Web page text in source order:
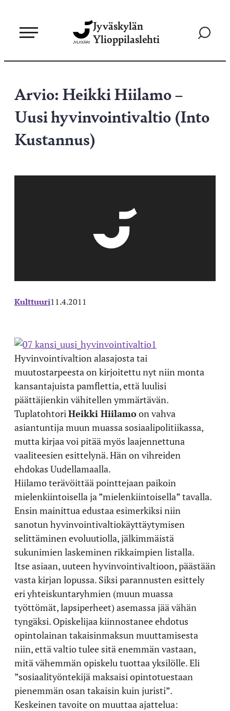
sisältöön
Jyväskylän
Ylioppilaslehti
Siirry
Arvio: Heikki Hiilamo –
Uusi hyvinvointivaltio (Into
Kustannus)
Kulttuuri11.4.2011
Hyvinvointivaltion alasajosta tai
muutostarpeesta on kirjoitettu nyt niin monta
kansantajuista pamflettia, että luulisi
päättäjienkin vähitellen ymmärtävän.
Tuplatohtori Heikki Hiilamoon vahva
asiantuntija muun muassa sosiaalipolitiikassa,
mutta kirjaa voi pitää myös laajennettuna
vaaliteesien esittelynä. Hän on vihreiden
ehdokas Uudellamaalla.
Hiilamo terävöittää pointtejaan paikoin
mielenkiintoisella ja ”mielenkiintoisella” tavalla.
Ensin mainittua edustaa esimerkiksi niin
sanotun hyvinvointivaltiokäyttäytymisen
selittäminen evoluutiolla, jälkimmäistä
sukunimien laskeminen rikkaimpien listalla.
Itse asiaan, uuteen hyvinvointivaltioon, päästään
vasta kirjan lopussa. Siksi parannusten esittely
eri yhteiskuntaryhmien (muun muassa
työttömät, lapsiperheet) asemassa jää vähän
tyngäksi. Opiskelijaa kiinnostanee ehdotus
opintolainan takaisinmaksun muuttamisesta
niin, että valtio tulee sitä enemmän vastaan,
mitä vähemmän opiskelu tuottaa yksilölle. Eli
”sosiaalityöntekijä maksaisi opintotuestaan
pienemmän osan takaisin kuin juristi”.
Keskeinen tavoite on muuttaa ajattelua: